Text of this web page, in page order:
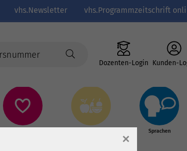
vhs.Newsletter vhs.Programmzeitschrift
Dozenten-Login Kunden-
Sprachen
×